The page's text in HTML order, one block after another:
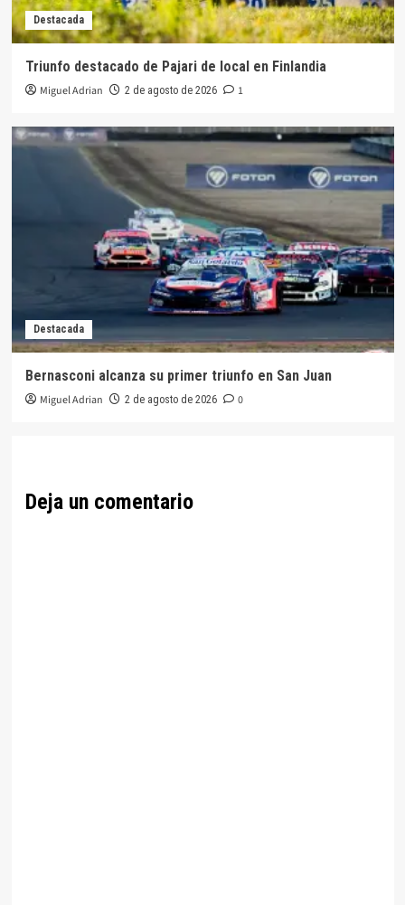
Destacada
Triunfo destacado de Pajari de local en Finlandia
Miguel Adrian 2 de agosto de 2026 1
Destacada
Bernasconi alcanza su primer triunfo en San Juan
Miguel Adrian 2 de agosto de 2026 0
Deja un comentario